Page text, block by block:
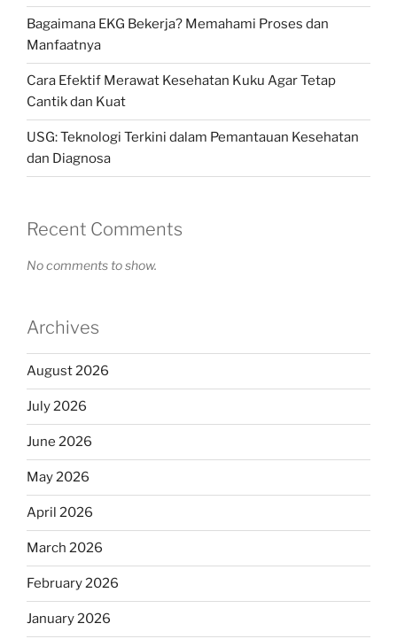
Bagaimana EKG Bekerja? Memahami Proses dan
Manfaatnya
Cara Efektif Merawat Kesehatan Kuku Agar Tetap
Cantik dan Kuat
USG: Teknologi Terkini dalam Pemantauan Kesehatan
dan Diagnosa
Recent Comments
No comments to show.
Archives
August 2026
July 2026
June 2026
May 2026
April 2026
March 2026
February 2026
January 2026